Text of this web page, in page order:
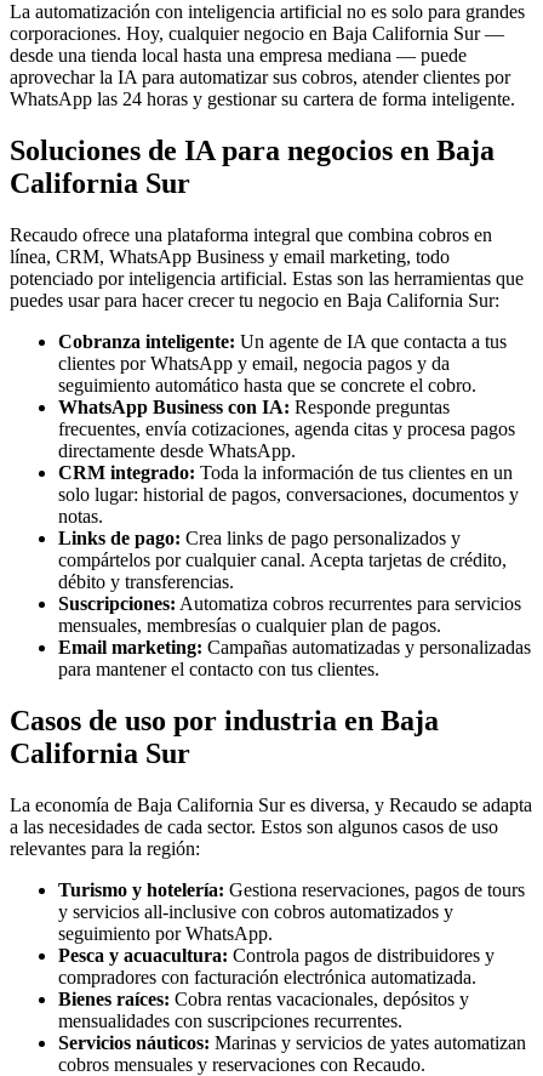
La automatización con inteligencia artificial no es solo para grandes
corporaciones. Hoy, cualquier negocio en Baja California Sur —
desde una tienda local hasta una empresa mediana — puede
aprovechar la IA para automatizar sus cobros, atender clientes por
WhatsApp las 24 horas y gestionar su cartera de forma inteligente.
Soluciones de IA para negocios en Baja
California Sur
Recaudo ofrece una plataforma integral que combina cobros en
línea, CRM, WhatsApp Business y email marketing, todo
potenciado por inteligencia artificial. Estas son las herramientas que
puedes usar para hacer crecer tu negocio en Baja California Sur:
Cobranza inteligente: Un agente de IA que contacta a tus
clientes por WhatsApp y email, negocia pagos y da
seguimiento automático hasta que se concrete el cobro.
WhatsApp Business con IA: Responde preguntas
frecuentes, envía cotizaciones, agenda citas y procesa pagos
directamente desde WhatsApp.
CRM integrado: Toda la información de tus clientes en un
solo lugar: historial de pagos, conversaciones, documentos y
notas.
Links de pago: Crea links de pago personalizados y
compártelos por cualquier canal. Acepta tarjetas de crédito,
débito y transferencias.
Suscripciones: Automatiza cobros recurrentes para servicios
mensuales, membresías o cualquier plan de pagos.
Email marketing: Campañas automatizadas y personalizadas
para mantener el contacto con tus clientes.
Casos de uso por industria en Baja
California Sur
La economía de Baja California Sur es diversa, y Recaudo se adapta
a las necesidades de cada sector. Estos son algunos casos de uso
relevantes para la región:
Turismo y hotelería: Gestiona reservaciones, pagos de tours
y servicios all-inclusive con cobros automatizados y
seguimiento por WhatsApp.
Pesca y acuacultura: Controla pagos de distribuidores y
compradores con facturación electrónica automatizada.
Bienes raíces: Cobra rentas vacacionales, depósitos y
mensualidades con suscripciones recurrentes.
Servicios náuticos: Marinas y servicios de yates automatizan
cobros mensuales y reservaciones con Recaudo.